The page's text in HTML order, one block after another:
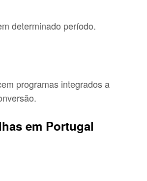
determinado período.
programas integrados a
em Portugal